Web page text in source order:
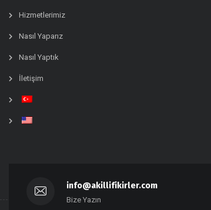
Hizmetlerimiz
Nasıl Yaparız
Nasıl Yaptık
İletişim
info@akillifikirler.com
Bize Yazın